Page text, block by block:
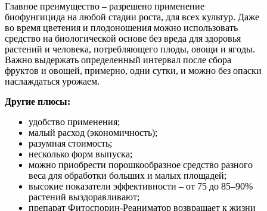
Главное преимущество – разрешено применение
биофунгицида на любой стадии роста, для всех культур. Даже
во время цветения и плодоношения можно использовать
средство на биологической основе без вреда для здоровья
растений и человека, потребляющего плоды, овощи и ягоды.
Важно выдержать определенный интервал после сбора
фруктов и овощей, примерно, одни сутки, и можно без опаски
наслаждаться урожаем.
Другие плюсы:
удобство применения;
малый расход (экономичность);
разумная стоимость;
несколько форм выпуска;
можно приобрести порошкообразное средство разного
веса для обработки больших и малых площадей;
высокие показатели эффективности – от 75 до 85–90%
растений выздоравливают;
препарат Фитоспорин-Реаниматор возвращает к жизни